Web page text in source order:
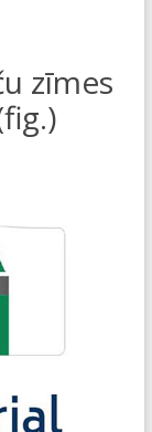
zīmes